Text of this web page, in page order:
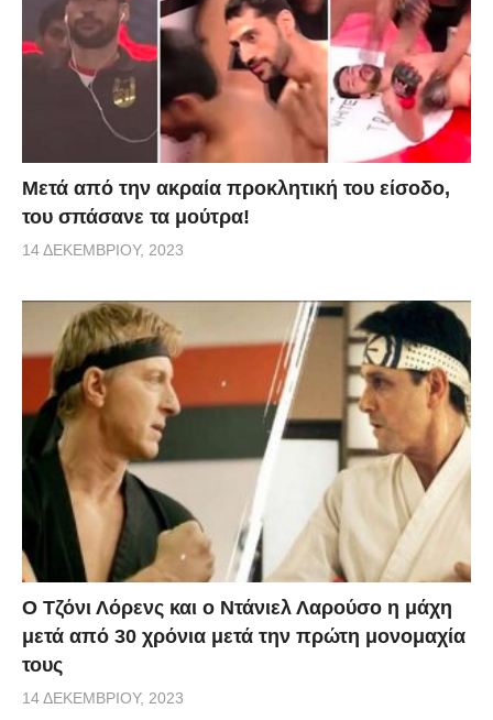
Μετά από την ακραία προκλητική του είσοδο,
του σπάσανε τα μούτρα!
14 ΔΕΚΕΜΒΡΊΟΥ, 2023
Ο Τζόνι Λόρενς και ο Ντάνιελ Λαρούσο η μάχη
μετά από 30 χρόνια μετά την πρώτη μονομαχία
τους
14 ΔΕΚΕΜΒΡΊΟΥ, 2023